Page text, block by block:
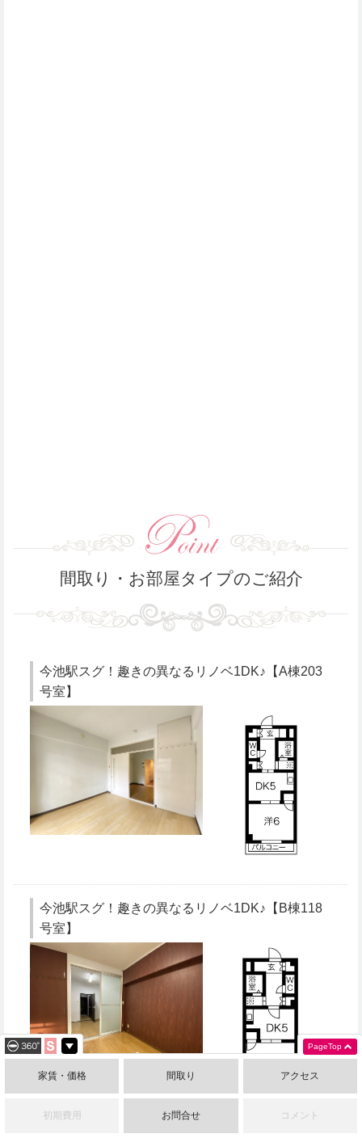
間取り・お部屋タイプのご紹介
今池駅スグ！趣きの異なるリノベ1DK♪【A棟203
号室】
今池駅スグ！趣きの異なるリノベ1DK♪【B棟118
号室】
家賃・価格 間取り アクセス
初期費用 お問合せ コメント
PageTop